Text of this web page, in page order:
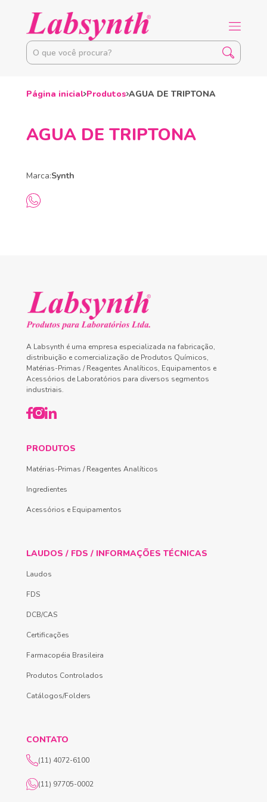
Página inicial Produtos AGUA DE TRIPTONA
AGUA DE TRIPTONA
Marca:Synth
A Labsynth é uma empresa especializada na fabricação,
distribuição e comercialização de Produtos Químicos,
Matérias-Primas / Reagentes Analíticos, Equipamentos e
Acessórios de Laboratórios para diversos segmentos
industriais.
PRODUTOS
Matérias-Primas / Reagentes Analíticos
Ingredientes
Acessórios e Equipamentos
LAUDOS / FDS / INFORMAÇÕES TÉCNICAS
Laudos
FDS
DCB/CAS
Certificações
Farmacopéia Brasileira
Produtos Controlados
Catálogos/Folders
CONTATO
(11) 4072-6100
(11) 97705-0002